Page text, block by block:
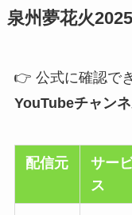
泉州夢花火
👉 公式に確認で
YouTubeチャン
配信元
サー
ス